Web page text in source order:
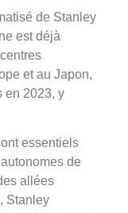
de Stanley
est déjà
et au Japon,
en 2023, y
essentiels
de
allées
Stanley